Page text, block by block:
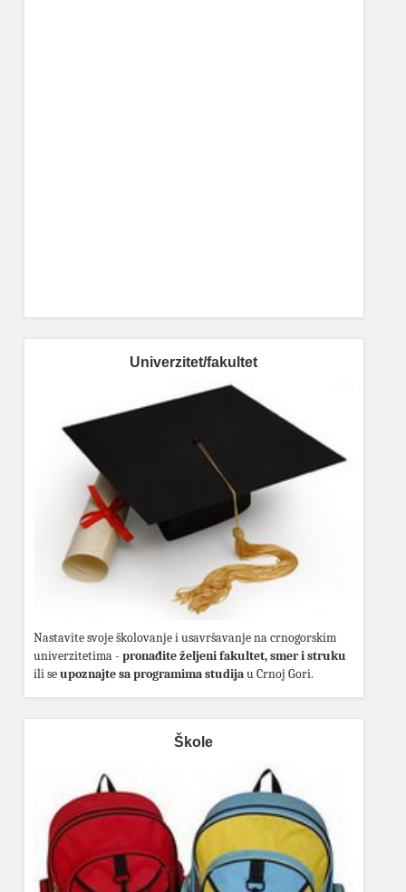
Univerzitet/fakultet
Nastavite svoje školovanje i usavršavanje na crnogorskim
univerzitetima - pronađite željeni fakultet, smer i struku
ili seupoznajte sa programima studijau Crnoj Gori.
Škole